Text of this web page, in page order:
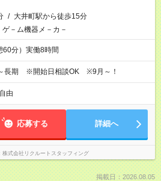
/ 大井町駅から徒歩15分
－ム機器メ－カ－
60分）実働8時間
長期 ※開始日相談OK ※9月～！
由
応募する 詳細へ
株式会社リクルートスタッフィング
掲載日：2026.08.05